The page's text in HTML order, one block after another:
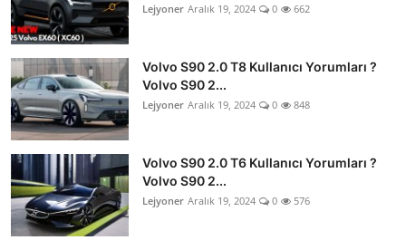
Lejyoner Aralık 19, 2024 0 662
Volvo S90 2.0 T8 Kullanıcı Yorumları ?
Volvo S90 2...
Lejyoner Aralık 19, 2024 0 848
Volvo S90 2.0 T6 Kullanıcı Yorumları ?
Volvo S90 2...
Lejyoner Aralık 19, 2024 0 576